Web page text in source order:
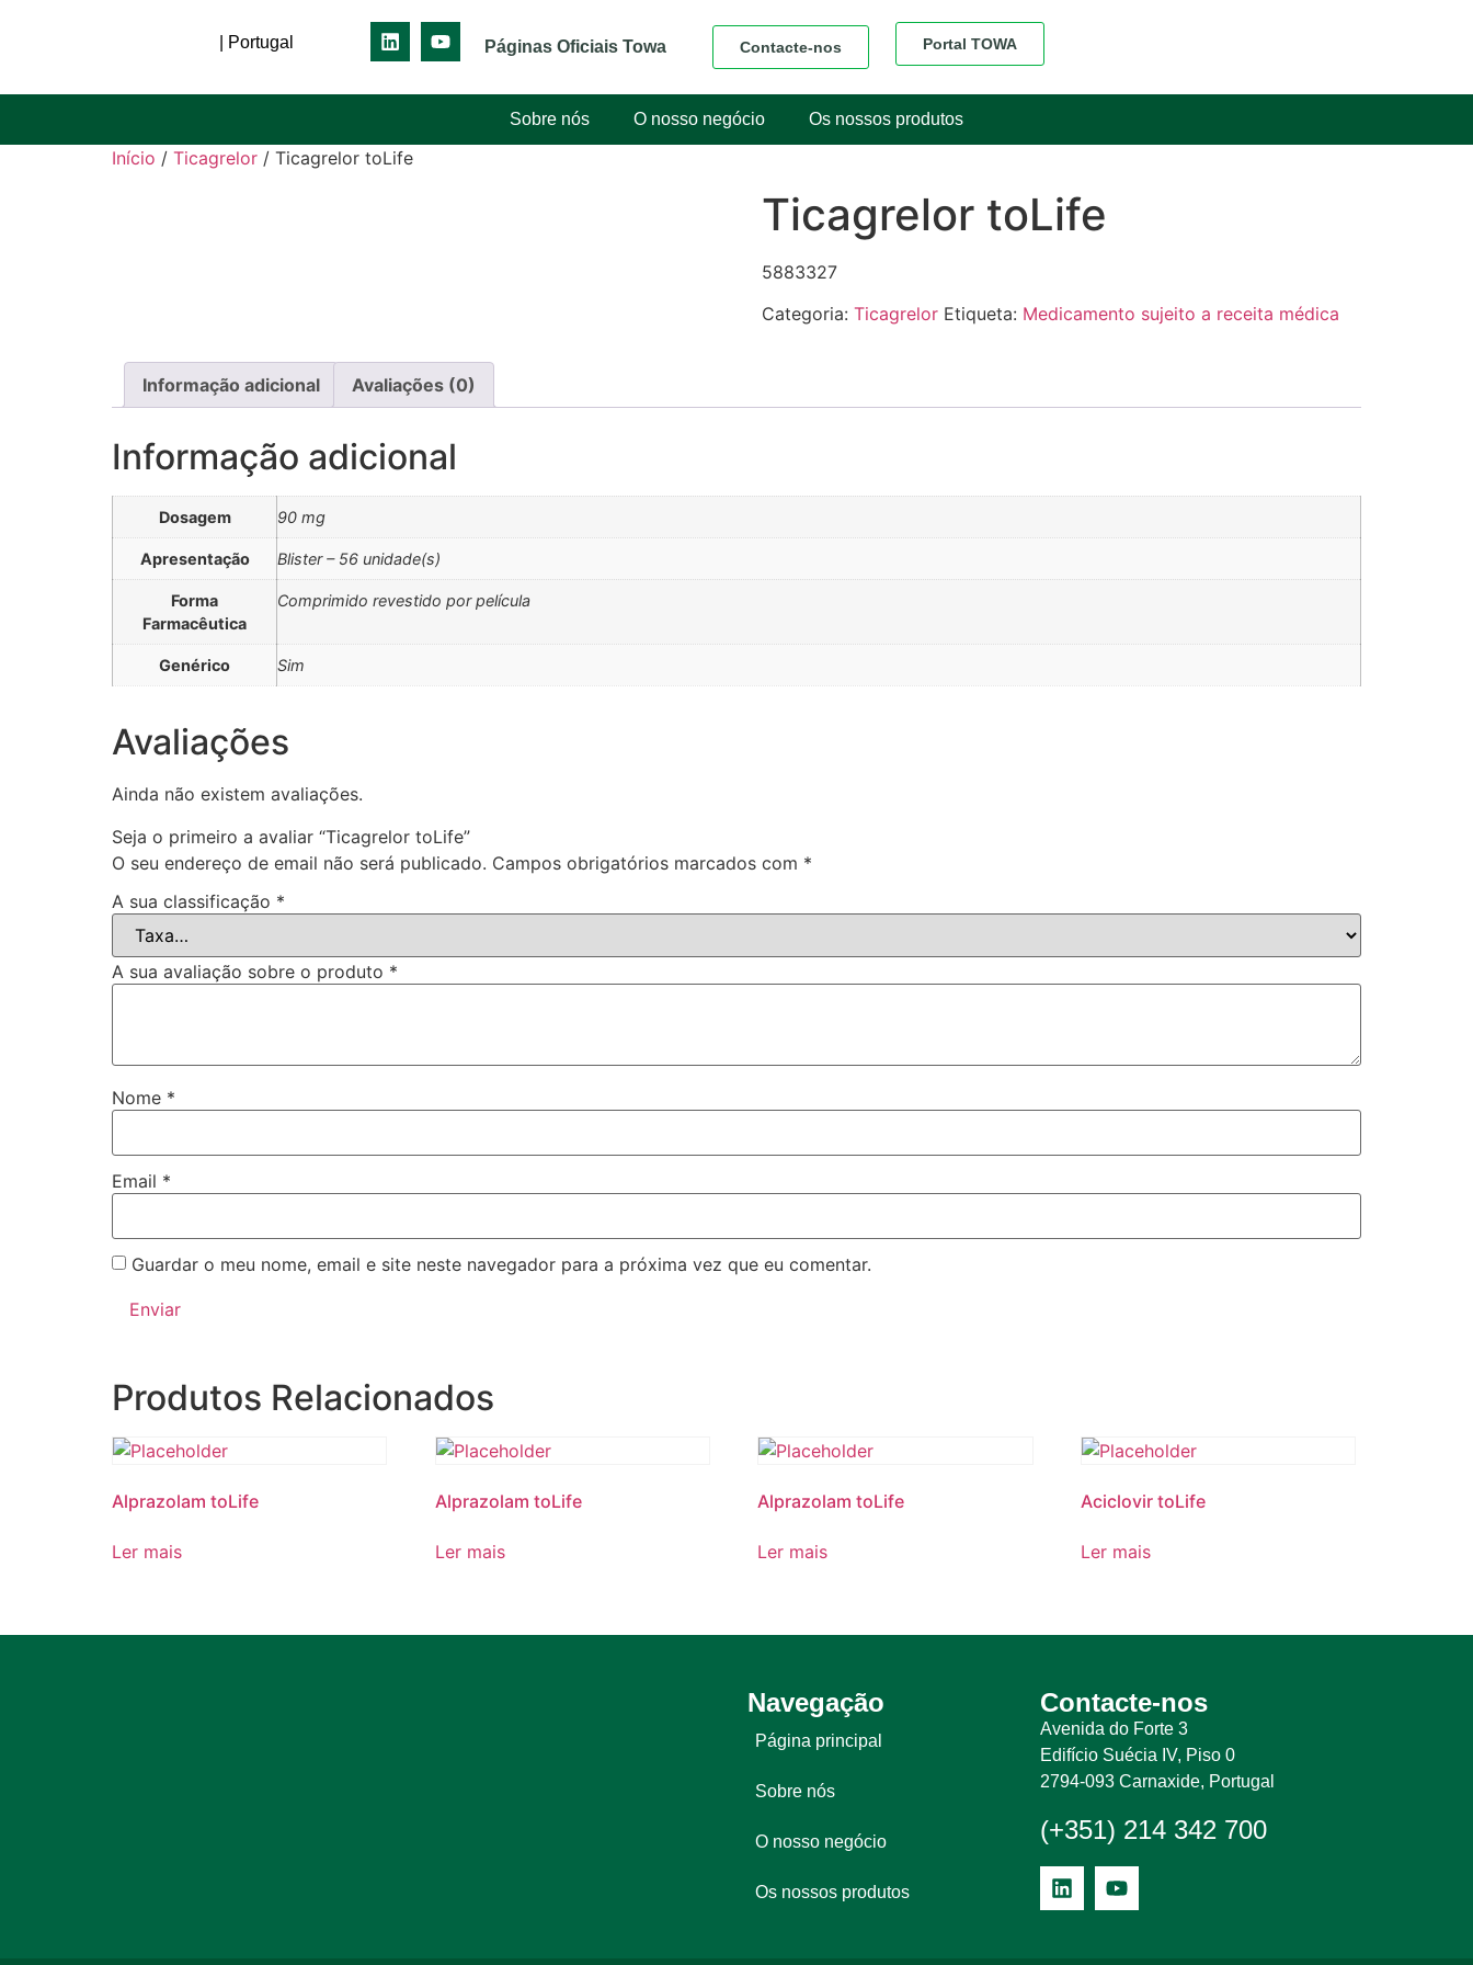
| Portugal Páginas Oficiais Towa Contacte-nos Portal TOWA
Sobre nós O nosso negócio Os nossos produtos
Início / Ticagrelor / Ticagrelor toLife
Ticagrelor toLife
5883327
Categoria: Ticagrelor Etiqueta: Medicamento sujeito a receita médica
Informação adicional Avaliações (0)
Informação adicional
Dosagem 90 mg
Apresentação Blister – 56 unidade(s)
Forma
Farmacêutica
Comprimido revestido por película
Genérico Sim
Avaliações
Ainda não existem avaliações.
Seja o primeiro a avaliar “Ticagrelor toLife”
O seu endereço de email não será publicado. Campos obrigatórios marcados com *
A sua classificação *
A sua avaliação sobre o produto *
Nome *
Email *
Guardar o meu nome, email e site neste navegador para a próxima vez que eu comentar.
Produtos Relacionados
Alprazolam toLife
Ler mais
Alprazolam toLife
Ler mais
Alprazolam toLife
Ler mais
Aciclovir toLife
Ler mais
Navegação
Página principal
Sobre nós
O nosso negócio
Os nossos produtos
Contacte-nos
Avenida do Forte 3
Edifício Suécia IV, Piso 0
2794-093 Carnaxide, Portugal
(+351) 214 342 700